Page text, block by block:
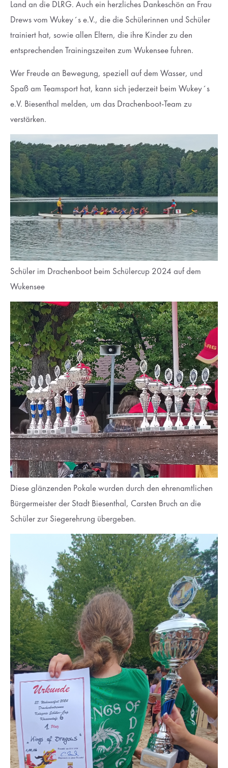
Land an die DLRG. Auch ein herzliches Dankeschön an Frau
Drews vom Wukey´s e.V., die die Schülerinnen und Schüler
trainiert hat, sowie allen Eltern, die ihre Kinder zu den
entsprechenden Trainingszeiten zum Wukensee fuhren.
Wer Freude an Bewegung, speziell auf dem Wasser, und
Spaß am Teamsport hat, kann sich jederzeit beim Wukey´s
e.V. Biesenthal melden, um das Drachenboot-Team zu
verstärken.
Schüler im Drachenboot beim Schülercup 2024 auf dem
Wukensee
Diese glänzenden Pokale wurden durch den ehrenamtlichen
Bürgermeister der Stadt Biesenthal, Carsten Bruch an die
Schüler zur Siegerehrung übergeben.